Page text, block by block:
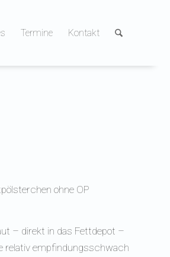
Termine Kontakt
ohne OP
– direkt in das Fettdepot –
relativ empfindungsschwach